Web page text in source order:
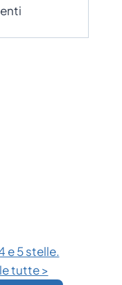
e 5 stelle.
tutte >